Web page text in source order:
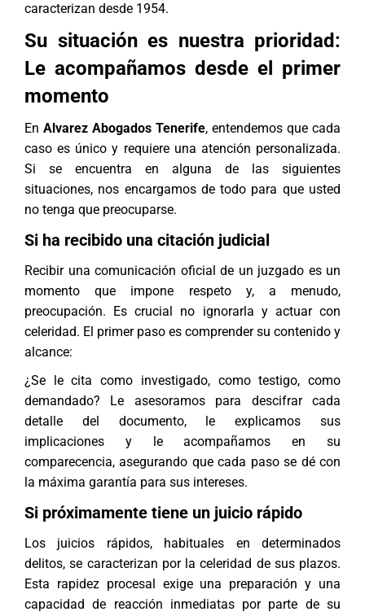
caracterizan desde 1954.
Su situación es nuestra prioridad:
Le acompañamos desde el primer
momento
En Alvarez Abogados Tenerife, entendemos que cada
caso es único y requiere una atención personalizada.
Si se encuentra en alguna de las siguientes
situaciones, nos encargamos de todo para que usted
no tenga que preocuparse.
Si ha recibido una citación judicial
Recibir una comunicación oficial de un juzgado es un
momento que impone respeto y, a menudo,
preocupación. Es crucial no ignorarla y actuar con
celeridad. El primer paso es comprender su contenido y
alcance:
¿Se le cita como investigado, como testigo, como
demandado? Le asesoramos para descifrar cada
detalle del documento, le explicamos sus
implicaciones y le acompañamos en su
comparecencia, asegurando que cada paso se dé con
la máxima garantía para sus intereses.
Si próximamente tiene un juicio rápido
Los juicios rápidos, habituales en determinados
delitos, se caracterizan por la celeridad de sus plazos.
Esta rapidez procesal exige una preparación y una
capacidad de reacción inmediatas por parte de su